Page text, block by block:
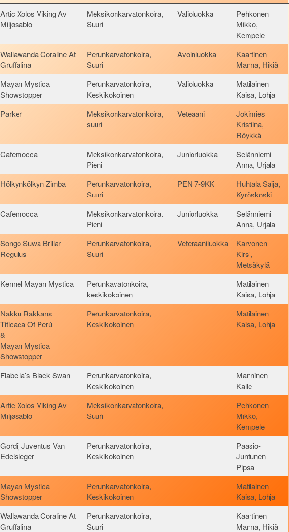
Artic Xolos Viking Av
Miljøsablo
Meksikonkarvatonkoira,
Suuri
Valioluokka
Pehkonen
Mikko,
Kempele
Wallawanda Coraline At
Gruffalina
Perunkarvatonkoira,
Suuri
Avoinluokka
Kaartinen
Manna, Hikiä
Mayan Mystica
Showstopper
Perunkarvatonkoira,
Keskikokoinen
Valioluokka
Matilainen
Kaisa, Lohja
Parker
Meksikonkarvatonkoira,
suuri
Veteaani
Jokimies
Kristiina,
Röykkä
Cafemocca
Meksikonkarvatonkoira,
Pieni
Juniorluokka
Selänniemi
Anna, Urjala
Hölkynkölkyn Zimba
Perunkarvatonkoira,
Suuri
PEN 7-9KK
Huhtala Saija,
Kyröskoski
Cafemocca
Meksikonkarvatonkoira,
Pieni
Juniorluokka
Selänniemi
Anna, Urjala
Songo Suwa Brillar
Regulus
Perunkarvatonkoira,
Suuri
Veteraaniluokka
Karvonen
Kirsi,
Metsäkylä
Kennel Mayan Mystica
Perunkavatonkoira,
keskikokoinen
Matilainen
Kaisa, Lohja
Nakku Rakkans
Titicaca Of Perú
&
Mayan Mystica
Showstopper
Perunkarvatonkoira,
Keskikokoinen
Matilainen
Kaisa, Lohja
Fiabella’s Black Swan
Perunkarvatonkoira,
Keskikokoinen
Manninen
Kalle
Artic Xolos Viking Av
Miljøsablo
Meksikonkarvatonkoira,
Suuri
Pehkonen
Mikko,
Kempele
Gordij Juventus Van
Edelsieger
Perunkarvatonkoira,
Keskikokoinen
Paasio-
Juntunen
Pipsa
Mayan Mystica
Showstopper
Perunkarvatonkoira,
Keskikokoinen
Matilainen
Kaisa, Lohja
Wallawanda Coraline At
Gruffalina
Perunkarvatonkoira,
Suuri
Kaartinen
Manna, Hikiä